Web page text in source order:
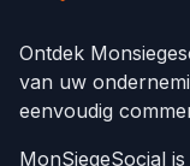
Ontdek
van uw
eenvoudig
MonSiegeSocial